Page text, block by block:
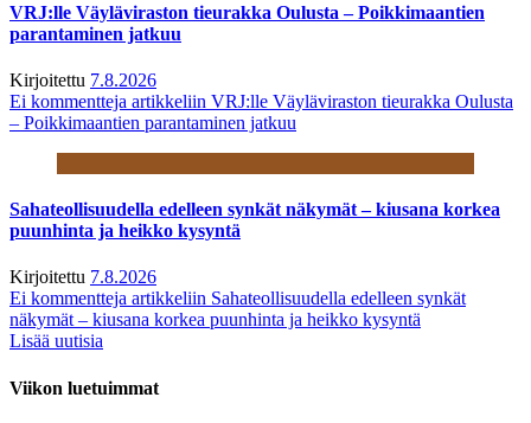
VRJ:lle Väyläviraston tieurakka Oulusta – Poikkimaantien
parantaminen jatkuu
Kirjoitettu 7.8.2026
Ei kommentteja artikkeliin VRJ:lle Väyläviraston tieurakka Oulusta
– Poikkimaantien parantaminen jatkuu
Sahateollisuudella edelleen synkät näkymät – kiusana korkea
puunhinta ja heikko kysyntä
Kirjoitettu 7.8.2026
Ei kommentteja artikkeliin Sahateollisuudella edelleen synkät
näkymät – kiusana korkea puunhinta ja heikko kysyntä
Lisää uutisia
Viikon luetuimmat